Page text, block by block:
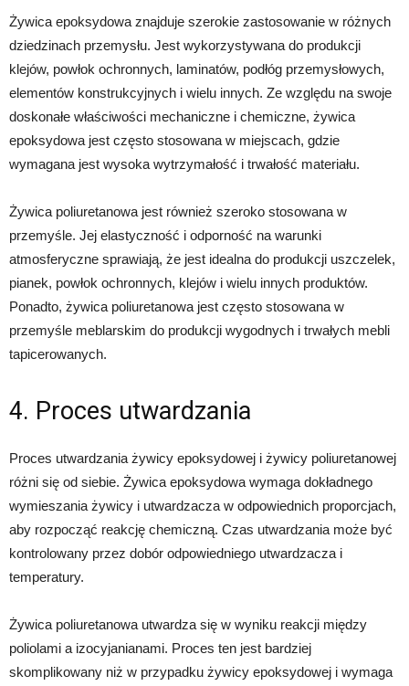
Żywica epoksydowa znajduje szerokie zastosowanie w różnych
dziedzinach przemysłu. Jest wykorzystywana do produkcji
klejów, powłok ochronnych, laminatów, podłóg przemysłowych,
elementów konstrukcyjnych i wielu innych. Ze względu na swoje
doskonałe właściwości mechaniczne i chemiczne, żywica
epoksydowa jest często stosowana w miejscach, gdzie
wymagana jest wysoka wytrzymałość i trwałość materiału.
Żywica poliuretanowa jest również szeroko stosowana w
przemyśle. Jej elastyczność i odporność na warunki
atmosferyczne sprawiają, że jest idealna do produkcji uszczelek,
pianek, powłok ochronnych, klejów i wielu innych produktów.
Ponadto, żywica poliuretanowa jest często stosowana w
przemyśle meblarskim do produkcji wygodnych i trwałych mebli
tapicerowanych.
4. Proces utwardzania
Proces utwardzania żywicy epoksydowej i żywicy poliuretanowej
różni się od siebie. Żywica epoksydowa wymaga dokładnego
wymieszania żywicy i utwardzacza w odpowiednich proporcjach,
aby rozpocząć reakcję chemiczną. Czas utwardzania może być
kontrolowany przez dobór odpowiedniego utwardzacza i
temperatury.
Żywica poliuretanowa utwardza się w wyniku reakcji między
poliolami a izocyjanianami. Proces ten jest bardziej
skomplikowany niż w przypadku żywicy epoksydowej i wymaga